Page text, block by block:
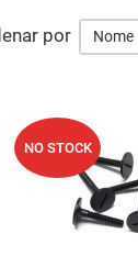
por Nome
to Wishlist
View
NO STOCK